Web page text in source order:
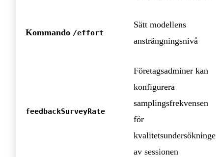
Kommando /effort
Sätt modellens
ansträngningsnivå
feedbackSurveyRate
Företagsadminer kan
konfigurera
samplingsfrekvensen
för
kvalitetsundersökningen
av sessionen